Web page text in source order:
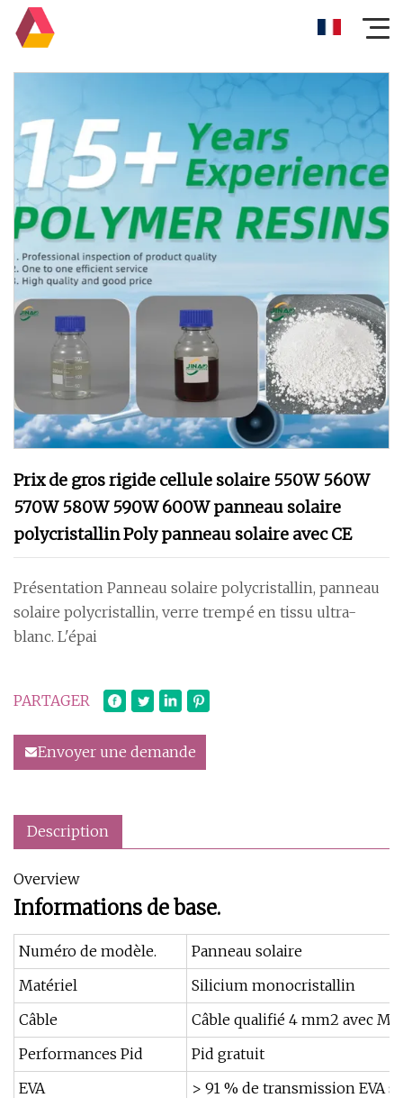
Prix ​​de gros rigide cellule solaire 550W 560W
570W 580W 590W 600W panneau solaire
polycristallin Poly panneau solaire avec CE
Présentation Panneau solaire polycristallin, panneau
solaire polycristallin, verre trempé en tissu ultra-
blanc. L'épai
PARTAGER
Envoyer une demande
Description
Overview
Informations de base.
Numéro de modèle.
Panneau solaire
Matériel
Silicium monocristallin
Câble
Câble qualifié 4 mm2 avec
Performances Pid
Pid gratuit
EVA
> 91 % de transmission EVA